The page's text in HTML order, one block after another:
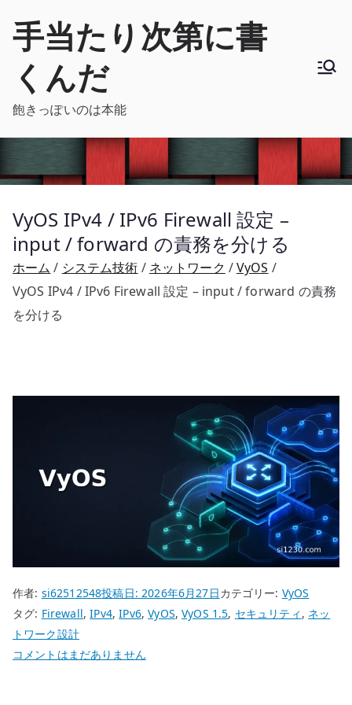
手当たり次第に書
くんだ
飽きっぽいのは本能
VyOS IPv4 / IPv6 Firewall 設定 –
input / forward の責務を分ける
ホーム システム技術 ネットワーク
VyOS
VyOS IPv4 / IPv6 Firewall 設定 – input / forward の責務
を分ける
作者: si62512548投稿日:2026年6月27日カテゴリー: VyOS
タグ: Firewall,IPv4,IPv6,VyOS,VyOS 1.5, セキュリティ , ネッ
トワーク設計
VyOS
コメントはまだありません